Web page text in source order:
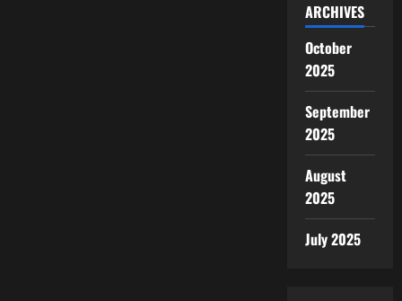
ARCHIVES
October
2025
September
2025
August
2025
July 2025